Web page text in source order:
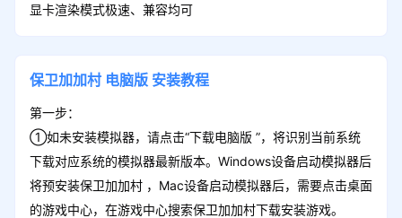
显卡渲染模式极速、兼容均可
保卫加加村 电脑版 安装教程
第一步：
①如未安装模拟器，请点击“下载电脑版 ”，将识别当前系统
下载对应系统的模拟器最新版本。Windows设备启动模拟器后
将预安装保卫加加村 ，Mac设备启动模拟器后，需要点击桌面
的游戏中心，在游戏中心搜索保卫加加村下载安装游戏。